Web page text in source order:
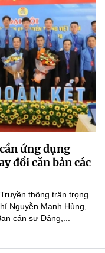
ứng dụng
đổi căn bản các
thông trân trọng
Nguyễn Mạnh Hùng,
cán sự Đảng,...